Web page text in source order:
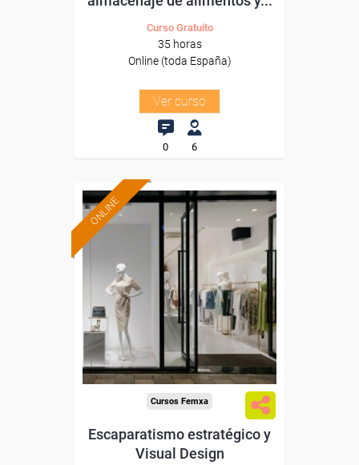
Curso Gratuito
35 horas
Online (toda España)
Ver curso
0 6
ONLINE
Formación 100%
subvencionada.
Para desempleados,
trabajadores y autónomos.
Sector
-Grandes Almacenes.
Cursos Femxa
Escaparatismo estratégico y
Visual Design